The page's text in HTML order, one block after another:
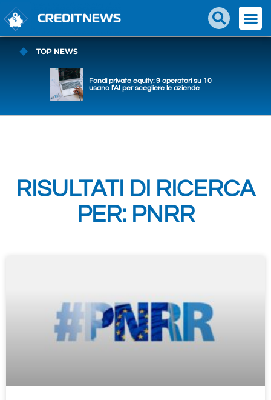
TOP NEWS
Fondi private equity: 9 operatori su 10
usano l’AI per scegliere le aziende
RISULTATI DI RICERCA
PER: PNRR